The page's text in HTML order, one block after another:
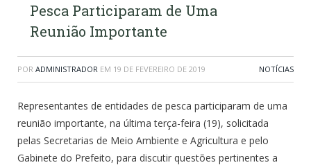
Pesca Participaram de Uma
Reunião Importante
POR ADMINISTRADOR EM 19 DE FEVEREIRO DE 2019 NOTÍCIAS
Representantes de entidades de pesca participaram de uma
reunião importante, na última terça-feira (19), solicitada
pelas Secretarias de Meio Ambiente e Agricultura e pelo
Gabinete do Prefeito, para discutir questões pertinentes a